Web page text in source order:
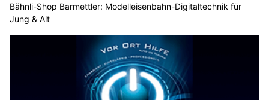
Bähnli-Shop Barmettler: Modelleisenbahn-Digitaltechnik für
Jung & Alt